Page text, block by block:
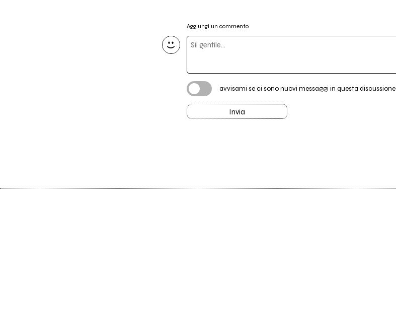
Aggiungi un commento
avvisami se ci sono nuovi messaggi in questa discussione
Invia